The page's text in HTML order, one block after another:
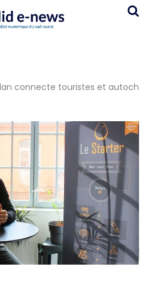
connecte touristes et autoch